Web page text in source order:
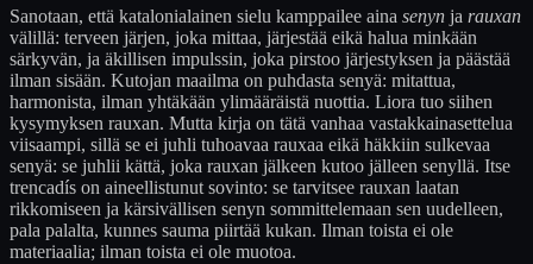
Sanotaan, että katalonialainen sielu kamppailee aina senyn ja rauxan
välillä: terveen järjen, joka mittaa, järjestää eikä halua minkään
särkyvän, ja äkillisen impulssin, joka pirstoo järjestyksen ja päästää
ilman sisään. Kutojan maailma on puhdasta senyä: mitattua,
harmonista, ilman yhtäkään ylimääräistä nuottia. Liora tuo siihen
kysymyksen rauxan. Mutta kirja on tätä vanhaa vastakkainasettelua
viisaampi, sillä se ei juhli tuhoavaa rauxaa eikä häkkiin sulkevaa
senyä: se juhlii kättä, joka rauxan jälkeen kutoo jälleen senyllä. Itse
trencadís on aineellistunut sovinto: se tarvitsee rauxan laatan
rikkomiseen ja kärsivällisen senyn sommittelemaan sen uudelleen,
pala palalta, kunnes sauma piirtää kukan. Ilman toista ei ole
materiaalia; ilman toista ei ole muotoa.